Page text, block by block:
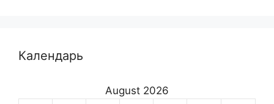
Календарь
August 2026